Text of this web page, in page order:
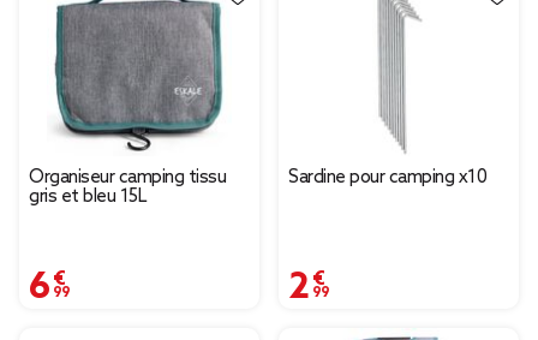
Organiseur camping tissu
gris et bleu 15L
6,99 €
Sardine pour camping x10
2,99 €